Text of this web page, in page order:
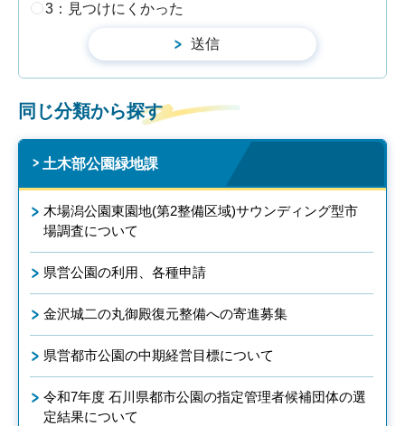
3：見つけにくかった
同じ分類から探す
土木部公園緑地課
木場潟公園東園地(第2整備区域)サウンディング型市
場調査について
県営公園の利用、各種申請
金沢城二の丸御殿復元整備への寄進募集
県営都市公園の中期経営目標について
令和7年度 石川県都市公園の指定管理者候補団体の選
定結果について